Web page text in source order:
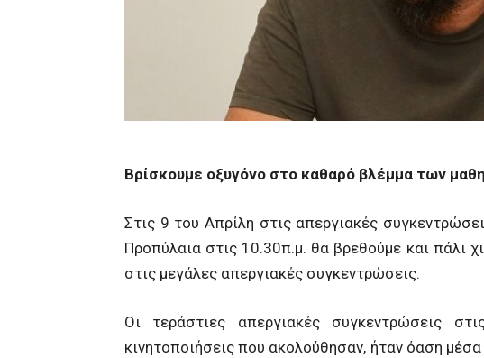
Βρίσκουμε οξυγόνο στο καθαρό βλέμμα των
Στις 9 του Απρίλη στις απεργιακές
Προπύλαια στις 10.30π.μ. θα βρεθούμε και πάλι
στις μεγάλες απεργιακές συγκεντρώσεις.
Οι τεράστιες απεργιακές συγκεντρώσεις
κινητοποιήσεις που ακολούθησαν, ήταν όαση